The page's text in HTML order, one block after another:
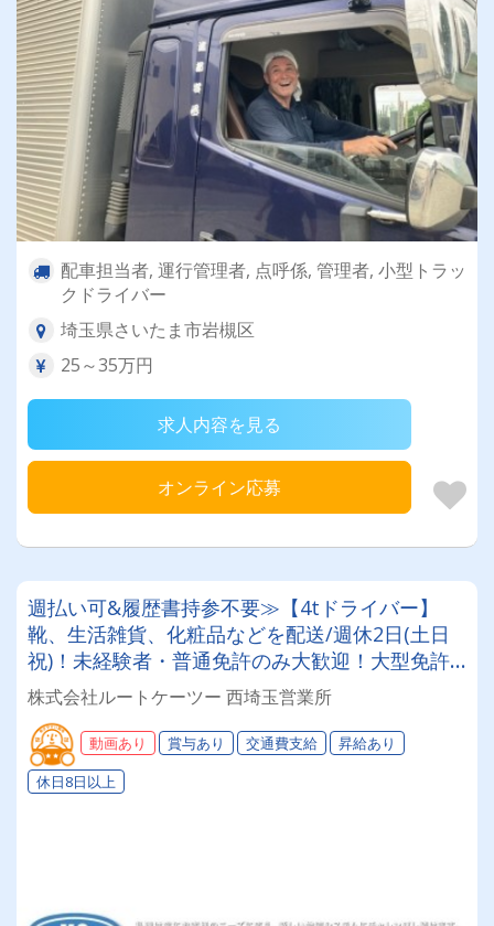
配車担当者, 運行管理者, 点呼係, 管理者, 小型トラッ
クドライバー
埼玉県さいたま市岩槻区
25～35万円
求人内容を見る
オンライン応募
週払い可&履歴書持参不要≫【4tドライバー】
靴、生活雑貨、化粧品などを配送/週休2日(土日
祝)！未経験者・普通免許のみ大歓迎！大型免許
取得時は50%費用補助制度も有★インセン・賞
与・勤続給・子ども手当など待遇充実
株式会社ルートケーツー 西埼玉営業所
動画あり 賞与あり 交通費支給
昇給あり
休日8日以上